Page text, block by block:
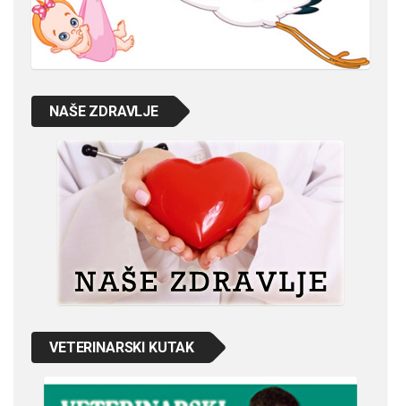
NAŠE ZDRAVLJE
VETERINARSKI KUTAK